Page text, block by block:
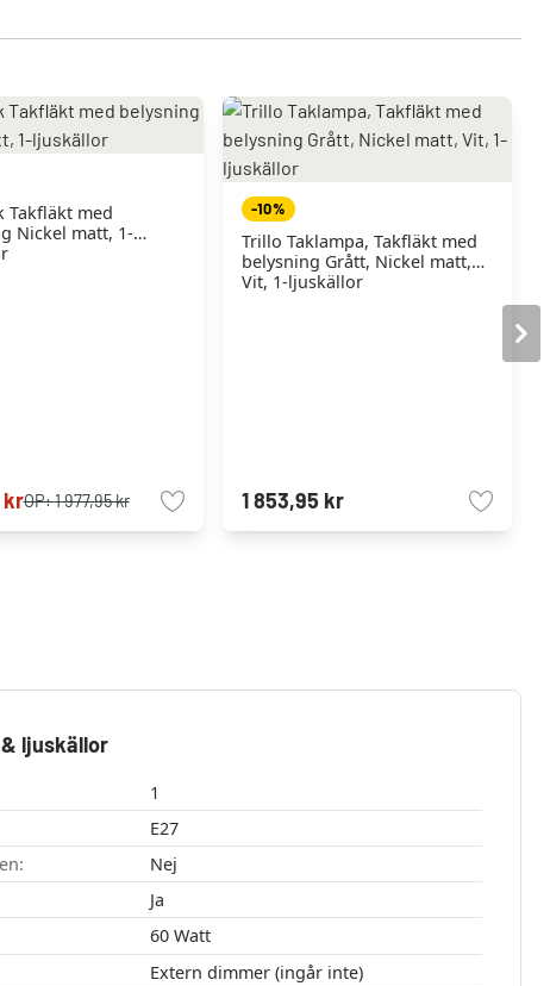
Takfläkt med
Nickel matt, 1-
krOP:1 977,95 kr
-10%
Trillo Taklampa, Takfläkt med
belysning Grått, Nickel matt,
Vit, 1-ljuskällor
1 853,95 kr
ljuskällor
1
E27
Nej
Ja
60 Watt
Extern dimmer (ingår inte)